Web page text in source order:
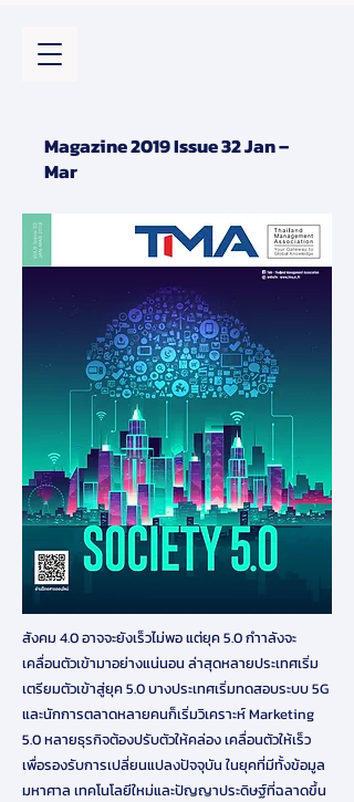
Magazine 2019 Issue 32 Jan –
Mar
สังคม 4.0 อาจจะยังเร็วไม่พอ แต่ยุค 5.0 กำาลังจะ
เคลื่อนตัวเข้ามาอย่างแน่นอน ล่าสุดหลายประเทศเริ่ม
เตรียมตัวเข้าสู่ยุค 5.0 บางประเทศเริ่มทดสอบระบบ 5G
และนักการตลาดหลายคนก็เริ่มวิเคราะห์ Marketing
5.0 หลายธุรกิจต้องปรับตัวให้คล่อง เคลื่อนตัวให้เร็ว
เพื่อรองรับการเปลี่ยนแปลงปัจจุบัน ในยุคที่มีทั้งข้อมูล
มหาศาล เทคโนโลยีใหม่และปัญญาประดิษฐ์ที่ฉลาดขึ้น